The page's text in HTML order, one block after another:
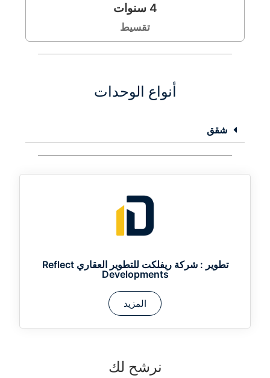
4 سنوات
تقسيط
أنواع الوحدات
شقق
تطوير :
شركة ريفلكت للتطوير العقاري Reflect
Developments
المزيد
نرشح لك